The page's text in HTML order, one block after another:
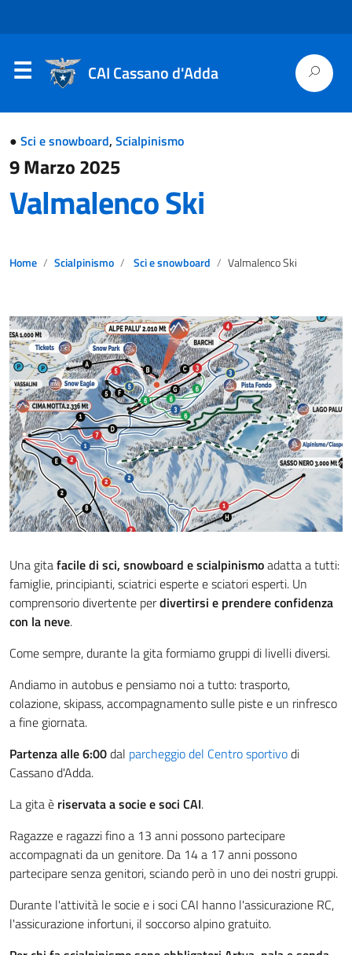
CAI Cassano d'Adda
● Sci e snowboard, Scialpinismo
9 Marzo 2025
Valmalenco Ski
Home Scialpinismo Sci e snowboard Valmalenco Ski
Una gitafacile di sci, snowboard e scialpinismoadatta a tutti:
famiglie, principianti, sciatrici esperte e sciatori esperti. Un
comprensorio divertente perdivertirsi e prendere confidenza
con la neve.
Come sempre, durante la gita formiamo gruppi di livelli diversi.
Andiamo in autobus e pensiamo noi a tutto: trasporto,
colazione, skipass, accompagnamento sulle piste e un rinfresco
a fine giornata.
Partenza alle 6:00dal parcheggio del Centro sportivodi
Cassano d'Adda.
La gita è riservata a socie e soci CAI.
Ragazze e ragazzi fino a 13 anni possono partecipare
accompagnati da un genitore. Da 14 a 17 anni possono
partecipare senza genitori, sciando però in uno dei nostri gruppi.
Durante l'attività le socie e i soci CAI hanno l'assicurazione RC,
l'assicurazione infortuni, il soccorso alpino gratuito.